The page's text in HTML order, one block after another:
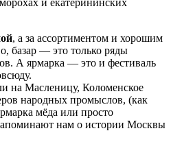
и екатерининских
, а за ассортиментом и хорошим
базар — это только ряды
А ярмарка — это и фестиваль
на Масленицу, Коломенское
народных промыслов, (как
мёда или просто
нам о истории Москвы